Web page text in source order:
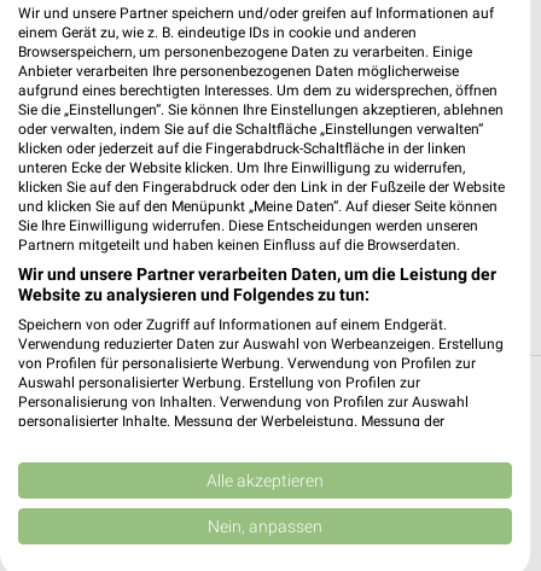
Schiffbauerring 70
18109 Rostock / Groß Klein
Heute geschlossen
201,48 km • Angebote: 2 Prospekte
EDEKA Schlicht Barth
Blaue Wiese 18
18356 Barth
Heute geschlossen
209,43 km • Angebote: 2 Prospekte
Supermärkte Angebote und Prospekte für
Globus
Wir und unsere Partner speichern und/oder greifen auf Informationen auf
einem Gerät zu, wie z. B. eindeutige IDs in cookie und anderen
Browserspeichern, um personenbezogene Daten zu verarbeiten. Einige
Anbieter verarbeiten Ihre personenbezogenen Daten möglicherweise
aufgrund eines berechtigten Interesses. Um dem zu widersprechen, öffnen
Sie die „Einstellungen“. Sie können Ihre Einstellungen akzeptieren, ablehnen
oder verwalten, indem Sie auf die Schaltfläche „Einstellungen verwalten“
klicken oder jederzeit auf die Fingerabdruck-Schaltfläche in der linken
unteren Ecke der Website klicken. Um Ihre Einwilligung zu widerrufen,
klicken Sie auf den Fingerabdruck oder den Link in der Fußzeile der Website
und klicken Sie auf den Menüpunkt „Meine Daten“. Auf dieser Seite können
Sie Ihre Einwilligung widerrufen. Diese Entscheidungen werden unseren
Partnern mitgeteilt und haben keinen Einfluss auf die Browserdaten.
Wir und unsere Partner verarbeiten Daten, um die Leistung der
Website zu analysieren und Folgendes zu tun:
Speichern von oder Zugriff auf Informationen auf einem Endgerät.
Verwendung reduzierter Daten zur Auswahl von Werbeanzeigen. Erstellung
von Profilen für personalisierte Werbung. Verwendung von Profilen zur
Auswahl personalisierter Werbung. Erstellung von Profilen zur
Personalisierung von Inhalten. Verwendung von Profilen zur Auswahl
personalisierter Inhalte. Messung der Werbeleistung. Messung der
Kombinationen von Daten aus verschiedenen Quellen. Entwicklung und
Verbesserung der Angebote. Verwendung reduzierter Daten zur Auswahl
von Inhalten.
Daten können außerhalb der Europäischen Union weitergegeben und in die
Alle akzeptieren
Nein, anpassen